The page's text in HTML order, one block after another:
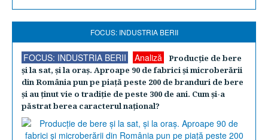
FOCUS: INDUSTRIA BERII
FOCUS: INDUSTRIA BERII Analiză
Producţie de bere
şi la sat, şi la oraş. Aproape 90 de fabrici şi microberării
din România pun pe piaţă peste 200 de branduri de bere
şi au ţinut vie o tradiţie de peste 300 de ani. Cum şi-a
păstrat berea caracterul naţional?